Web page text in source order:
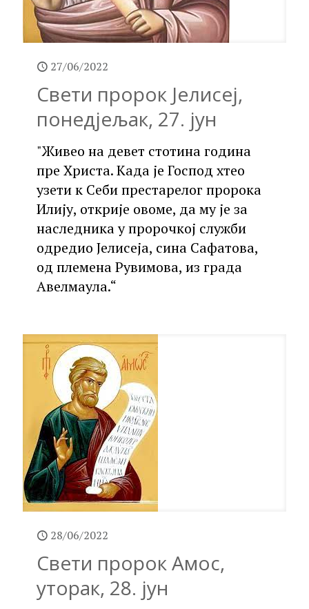
27/06/2022
Свети пророк Јелисеј,
понедјељак, 27. јун
"Живео на девет стотина година
пре Христа. Када је Господ хтео
узети к Себи престарелог пророка
Илију, открије овоме, да му је за
наследника у пророчкој служби
одредио Јелисеја, сина Сафатова,
од племена Рувимова, из града
Авелмаула.“
28/06/2022
Свети пророк Амос,
уторак, 28. јун